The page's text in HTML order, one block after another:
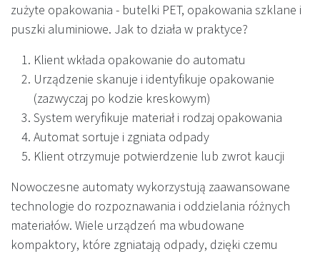
zużyte opakowania - butelki PET, opakowania szklane i
puszki aluminiowe. Jak to działa w praktyce?
Klient wkłada opakowanie do automatu
Urządzenie skanuje i identyfikuje opakowanie
(zazwyczaj po kodzie kreskowym)
System weryfikuje materiał i rodzaj opakowania
Automat sortuje i zgniata odpady
Klient otrzymuje potwierdzenie lub zwrot kaucji
Nowoczesne automaty wykorzystują zaawansowane
technologie do rozpoznawania i oddzielania różnych
materiałów. Wiele urządzeń ma wbudowane
kompaktory, które zgniatają odpady, dzięki czemu